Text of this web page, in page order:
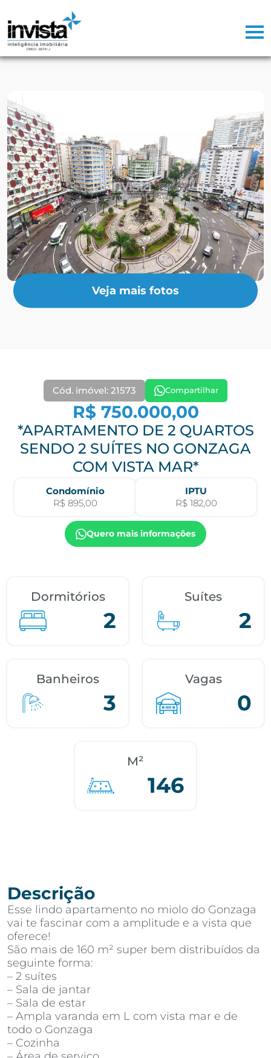
Veja mais fotos
Cód. imóvel: 21573 Compartilhar
R$ 750.000,00
*APARTAMENTO DE 2 QUARTOS
SENDO 2 SUÍTES NO GONZAGA
COM VISTA MAR*
Condomínio
R$ 895,00
IPTU
R$ 182,00
Quero mais informações
Dormitórios
2
Suítes
2
Banheiros
3
Vagas
0
M²
146
Descrição
Esse lindo apartamento no miolo do Gonzaga
vai te fascinar com a amplitude e a vista que
oferece!
São mais de 160 m² super bem distribuídos da
seguinte forma:
– 2 suítes
– Sala de jantar
– Sala de estar
– Ampla varanda em L com vista mar e de
todo o Gonzaga
– Cozinha